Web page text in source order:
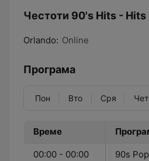
Честоти 90's Hits - Hits
Orlando: Online
Програма
Пон Вто Сря Чет
Време
00:00 - 00:00
90s